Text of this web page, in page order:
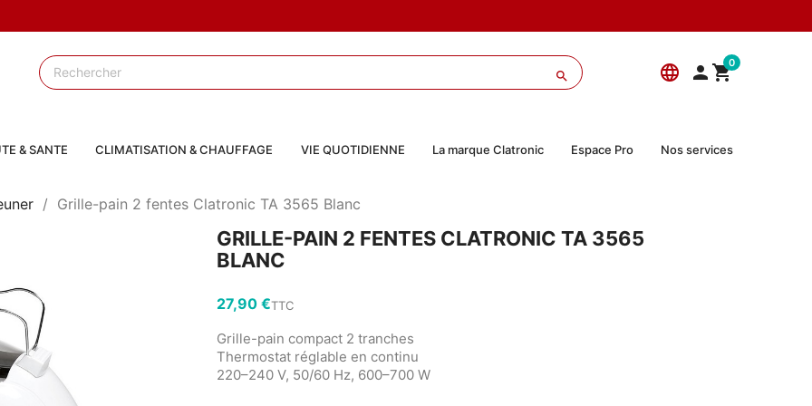
language  0

& SANTE CLIMATISATION & CHAUFFAGE VIE QUOTIDIENNE La marque Clatronic Espace Pro Nos services
Grille-pain 2 fentes Clatronic TA 3565 Blanc
GRILLE-PAIN 2 FENTES CLATRONIC TA 3565
BLANC
27,90 €TTC
Grille-pain compact 2 tranches
Thermostat réglable en continu
220–240 V, 50/60 Hz, 600–700 W